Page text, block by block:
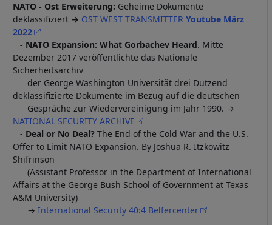
NATO - Ost Erweiterung: Geheime Dokumente
deklassifiziert → OST WEST TRANSMITTER Youtube März
2022
- NATO Expansion: What Gorbachev Heard. Mitte
Dezember 2017 veröffentlichte das Nationale
Sicherheitsarchiv
der George Washington Universität drei Dutzend
deklassifizierte Dokumente im Bezug auf die deutschen
Gespräche zur Wiedervereinigung im Jahr 1990. →
NATIONAL SECURITY ARCHIVE
- Deal or No Deal? The End of the Cold War and the U.S.
Offer to Limit NATO Expansion. By Joshua R. Itzkowitz
Shifrinson
(Assistant Professor in the Department of International
Affairs at the George Bush School of Government at Texas
A&M University)
→ International Security 40:4 Belfercenter